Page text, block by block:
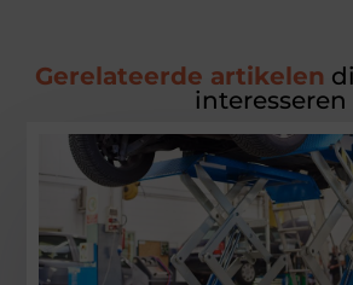
Gerelateerde artikelen
interesseren